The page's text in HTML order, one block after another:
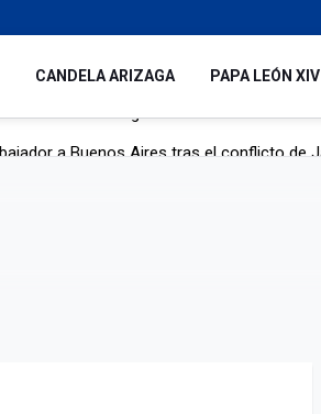
CANDELA ARIZAGA PAPA LEÓN XIV